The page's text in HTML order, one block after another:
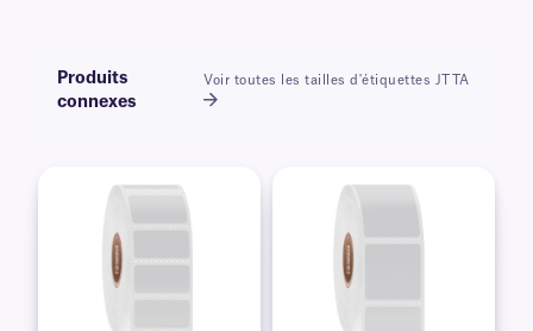
Produits
connexes
Voir toutes les tailles d'étiquettes JTTA